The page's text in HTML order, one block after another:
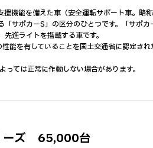
機能を備えた車（安全運転サポート車。略
サポカーS」の区分のひとつです。「サポ
進ライトを搭載する車です。
を有していることを国土交通省に認定され
ては正常に作動しない場合があります。
ーズ 65,000台